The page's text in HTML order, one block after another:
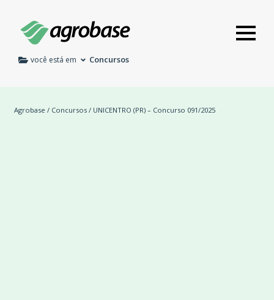
você está em Concursos
Agrobase / Concursos / UNICENTRO (PR) – Concurso 091/2025